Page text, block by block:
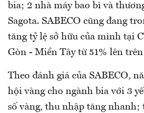
bia; 2 nhà máy bao bì và
Sagota. SABECO cũng đang
tăng tỷ lệ sở hữu của mình tại
Gòn - Miền Tây từ 51% lên
Theo đánh giá của SABECO,
hội vàng cho ngành bia với 3
số vàng, thu nhập tăng nhanh;